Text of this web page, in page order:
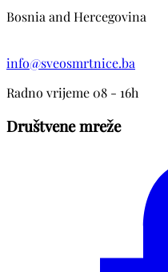
Bosnia and Hercegovina
info@sveosmrtnice.ba
Radno vrijeme 08 - 16h
Društvene mreže